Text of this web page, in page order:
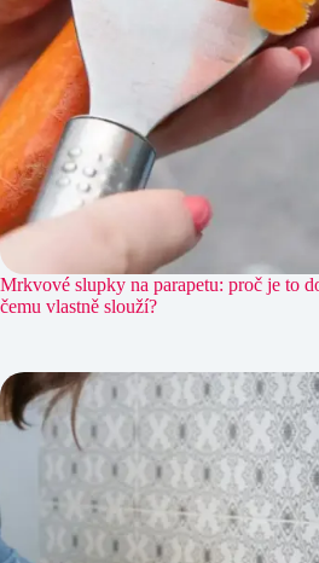
Mrkvové slupky na parapetu: proč je to
čemu vlastně slouží?